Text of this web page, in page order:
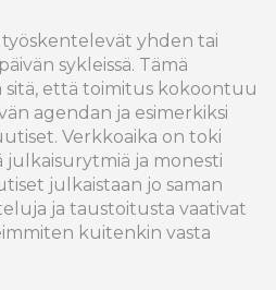
yhden tai
sykleissä. Tämä
sitä, että toimitus kokoontuu
agendan ja esimerkiksi
Verkkoaika on toki
ja monesti
julkaistaan jo saman
ja taustoitusta vaativat
kuitenkin vasta